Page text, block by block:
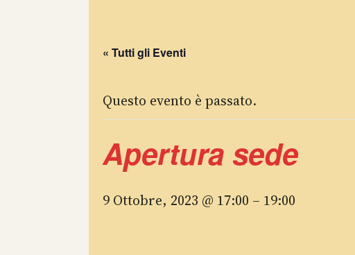
« Tutti gli Eventi
Questo evento è passato.
Apertura sede
9 Ottobre, 2023 @ 17:00 – 19:00